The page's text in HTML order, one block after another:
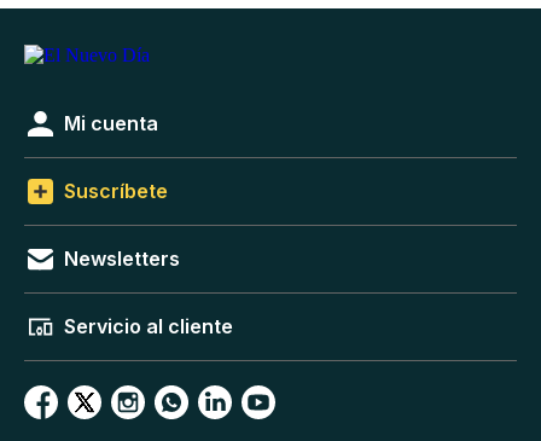
Mi cuenta
Suscríbete
Newsletters
Servicio al cliente